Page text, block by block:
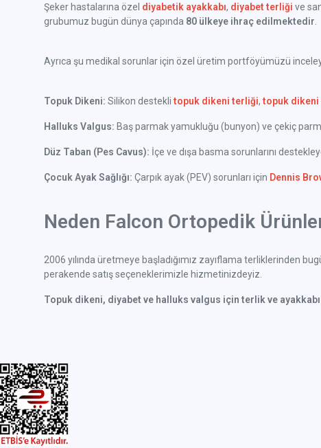
Şeker hastalarına özel diyabetik ayakkabı, diyabet terliği ve
grubumuz bugün dünya çapında 80 ülkeye ihraç edilmektedir
Ayrıca şu medikal sorunlar için özel üretim portföyümüzü
Topuk Dikeni: Silikon desteklitopuk dikeni terliği,topuk dikeni
Halluks Valgus: Baş parmak yamukluğu (bunyon) ve çekiç
Düz Taban (Pes Cavus): İçe ve dışa basma sorunlarını
Çocuk Ayak Sağlığı: Çarpık ayak (PEV) sorunları için Dennis
Neden Falcon Ortopedik
2006 yılında üretmeye başladığımız zayıflama terliklerinden
perakende satış seçeneklerimizle hizmetinizdeyiz.
Topuk dikeni, diyabet ve halluks valgus için terlik ve